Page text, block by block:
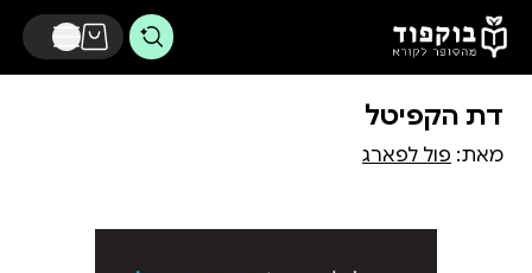
דלג לתוכן הראשי
דת הקפיטל
מאת: פול לפארג